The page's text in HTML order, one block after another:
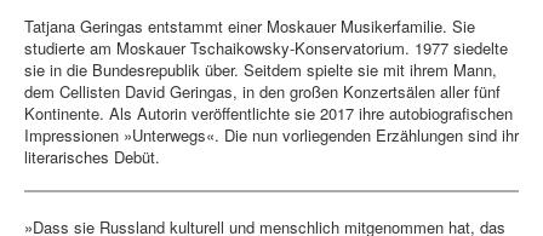
Tatjana Geringas entstammt einer Moskauer Musikerfamilie. Sie
studierte am Moskauer Tschaikowsky-Konservatorium. 1977 siedelte
sie in die Bundesrepublik über. Seitdem spielte sie mit ihrem Mann,
dem Cellisten David Geringas, in den großen Konzertsälen aller fünf
Kontinente. Als Autorin veröffentlichte sie 2017 ihre autobiografischen
Impressionen »Unterwegs«. Die nun vorliegenden Erzählungen sind ihr
literarisches Debüt.
»Dass sie Russland kulturell und menschlich mitgenommen hat, das